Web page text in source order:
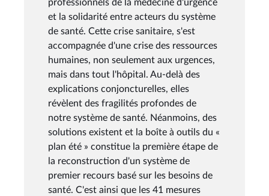
professionnels de la médecine d'urgence
et la solidarité entre acteurs du système
de santé. Cette crise sanitaire, s'est
accompagnée d'une crise des ressources
humaines, non seulement aux urgences,
mais dans tout l'hôpital. Au-delà des
explications conjoncturelles, elles
révèlent des fragilités profondes de
notre système de santé. Néanmoins, des
solutions existent et la boîte à outils du «
plan été » constitue la première étape de
la reconstruction d'un système de
premier recours basé sur les besoins de
santé. C'est ainsi que les 41 mesures